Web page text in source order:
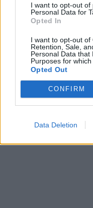
I want to opt-out of
Personal Data for
Opted In
I want to opt-out of
Retention, Sale,
Personal Data that
Purposes for which
Opted Out
CONFIRM
Data Deletion
dans la masse de
faire tomber aux
avez fini, vous obtenez
toutes circonstances.
©hairfinder.com